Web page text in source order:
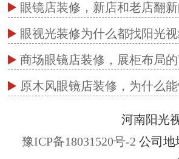
眼镜店装修，新店和老店翻
眼视光装修为什么都找阳光视
商场眼镜店装修，展柜布局
原木风眼镜店装修，为什么
河南阳光
豫ICP备18031520号-2 公司地